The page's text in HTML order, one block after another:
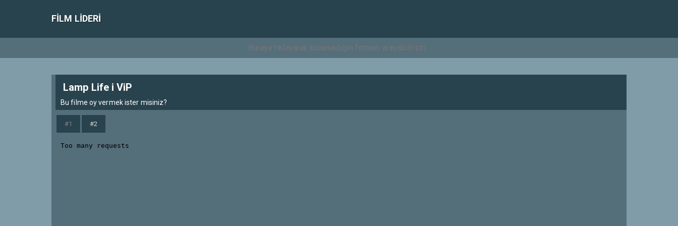
FILM LIDERI
Lamp Life i ViP
Bu filme oy vermek ister misiniz?
#1 #2